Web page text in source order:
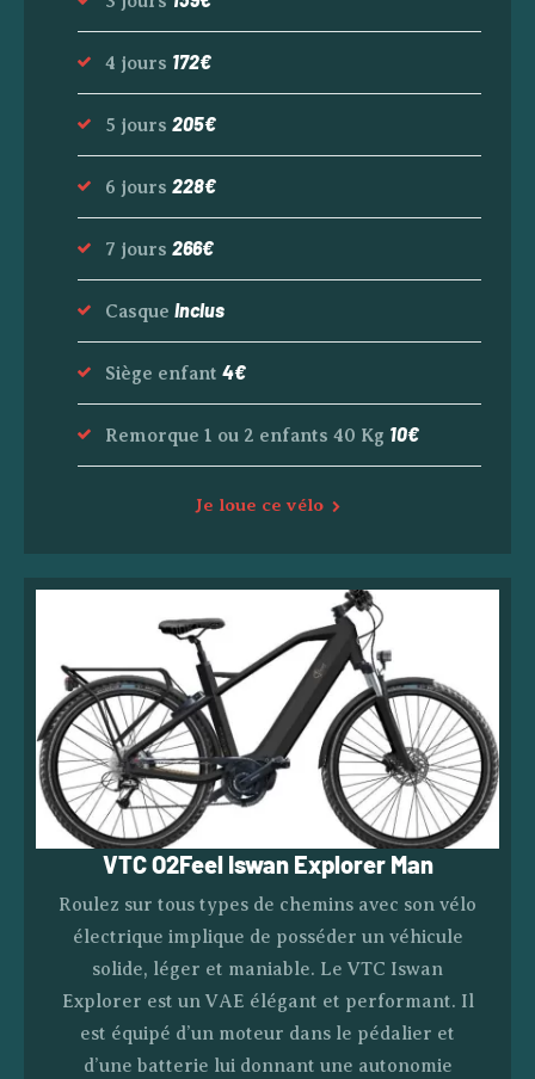
4 jours 172€
5 jours 205€
6 jours 228€
7 jours 266€
Casque Inclus
Siège enfant 4€
Remorque 1 ou 2 enfants 40 Kg 10€
Je loue ce vélo
VTC O2Feel Iswan Explorer Man
Roulez sur tous types de chemins avec son vélo
électrique implique de posséder un véhicule
solide, léger et maniable. Le VTC Iswan
Explorer est un VAE élégant et performant. Il
est équipé d’un moteur dans le pédalier et
d’une batterie lui donnant une autonomie